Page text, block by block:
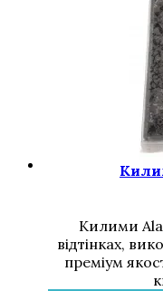
Килими
відтінках,
преміум